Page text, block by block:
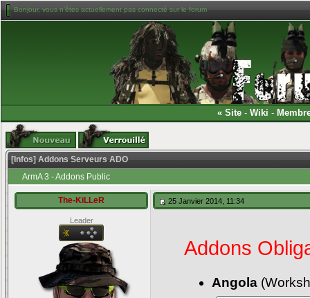
Bonjour, vous n'êtes actuellement pas connecté sur le forum
« Site - Wiki -
[Infos] Addons Serveurs ADO
ArmA 3 - Addons Public
The-KiLLeR
Leader
25 Janvier 2014, 11:34
Addons
Angola